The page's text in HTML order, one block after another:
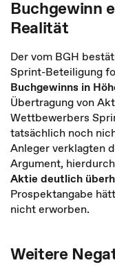
Buchgewinn
Realität
Der vom BGH
Sprint-Beteiligung
Buchgewinns in
Übertragung von
Wettbewerbers
tatsächlich noch
Anleger verklagten
Argument,
Aktie deutlich
Prospektangabe
nicht erworben.
Weitere